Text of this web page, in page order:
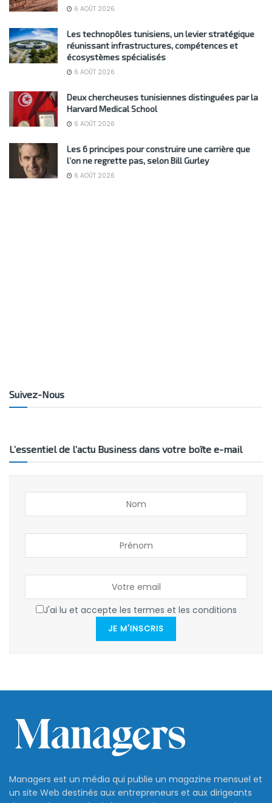
6 AOÛT 2026
Les technopôles tunisiens, un levier stratégique
réunissant infrastructures, compétences et
écosystèmes spécialisés
6 AOÛT 2026
Deux chercheuses tunisiennes distinguées par la
Harvard Medical School
6 AOÛT 2026
Les 6 principes pour construire une carrière que
l’on ne regrette pas, selon Bill Gurley
6 AOÛT 2026
Suivez-Nous
L’essentiel de l’actu Business dans votre boîte e-mail
J'ai lu et accepte les termes et les conditions
JE M'INSCRIS
Managers est un média qui publie un magazine mensuel et
un site Web destinés aux entrepreneurs et aux dirigeants